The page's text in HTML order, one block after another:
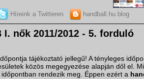
Híreink a Twitteren handball.hu blog
I. nők 2011/2012 - 5. forduló
tájékoztató jellegű! A tényleges
közös megegyezése alapján dől el.
rendezik meg. Éppen ezért a